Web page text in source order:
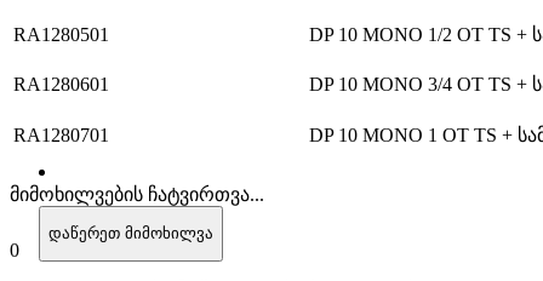
RA1280501 DP 10 MONO 1/2 OT TS +
RA1280601 DP 10 MONO 3/4 OT TS +
RA1280701 DP 10 MONO 1 OT TS +
მიმოხილვების ჩატვირთვა...
0
დაწერეთ მიმოხილვა